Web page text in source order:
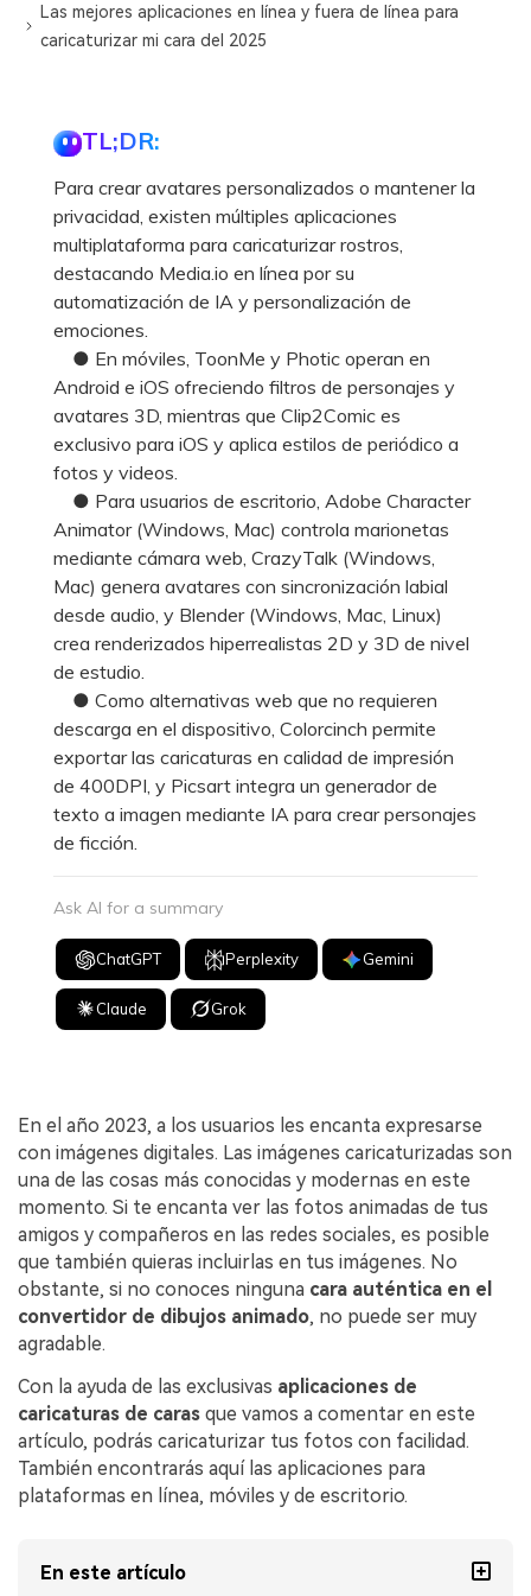
Las mejores aplicaciones en línea y fuera de línea para
caricaturizar mi cara del 2025
TL;DR:
Para crear avatares personalizados o mantener la
privacidad, existen múltiples aplicaciones
multiplataforma para caricaturizar rostros,
destacando Media.io en línea por su
automatización de IA y personalización de
emociones.
● En móviles, ToonMe y Photic operan en
Android e iOS ofreciendo filtros de personajes y
avatares 3D, mientras que Clip2Comic es
exclusivo para iOS y aplica estilos de periódico a
fotos y videos.
● Para usuarios de escritorio, Adobe Character
Animator (Windows, Mac) controla marionetas
mediante cámara web, CrazyTalk (Windows,
Mac) genera avatares con sincronización labial
desde audio, y Blender (Windows, Mac, Linux)
crea renderizados hiperrealistas 2D y 3D de nivel
de estudio.
● Como alternativas web que no requieren
descarga en el dispositivo, Colorcinch permite
exportar las caricaturas en calidad de impresión
de 400DPI, y Picsart integra un generador de
texto a imagen mediante IA para crear personajes
de ficción.
Ask AI for a summary
ChatGPT Perplexity Gemini
Claude Grok
En el año 2023, a los usuarios les encanta expresarse
con imágenes digitales. Las imágenes caricaturizadas son
una de las cosas más conocidas y modernas en este
momento. Si te encanta ver las fotos animadas de tus
amigos y compañeros en las redes sociales, es posible
que también quieras incluirlas en tus imágenes. No
obstante, si no conoces ninguna cara auténtica en el
convertidor de dibujos animado, no puede ser muy
agradable.󠀲󠀡󠀣󠀧󠀧󠀣󠀤󠀩󠀨󠀳
Con la ayuda de las exclusivas aplicaciones de
caricaturas de caras que vamos a comentar en este
artículo, podrás caricaturizar tus fotos con facilidad.󠀲󠀡󠀣󠀧󠀧󠀣󠀤󠀩󠀩󠀳󠀰
También encontrarás aquí las aplicaciones para
plataformas en línea, móviles y de escritorio.
En este artículo